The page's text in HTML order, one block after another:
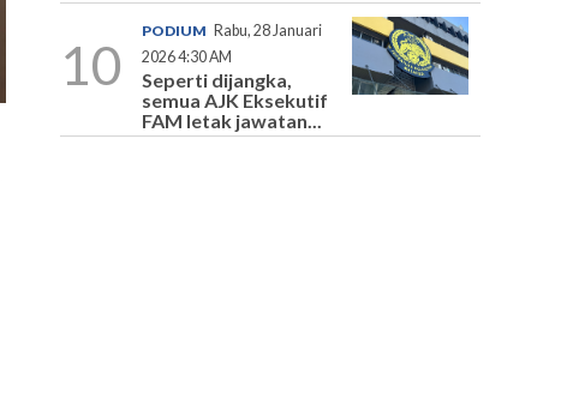
10
PODIUM Rabu, 28 Januari
2026 4:30 AM
Seperti dijangka,
semua AJK Eksekutif
FAM letak jawatan...